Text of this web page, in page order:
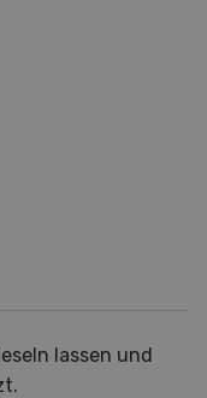
lassen und